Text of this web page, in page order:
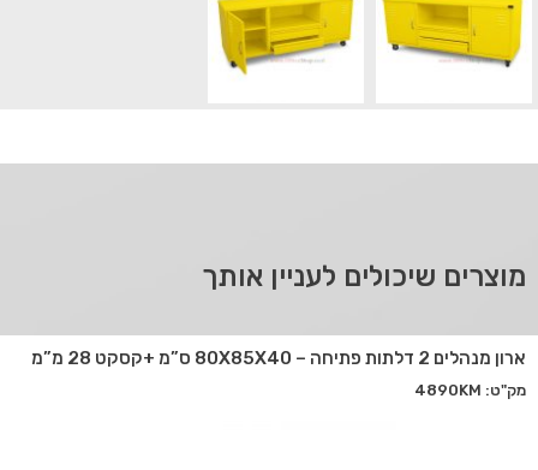
מוצרים שיכולים לעניין אותך
ארון מנהלים 2 דלתות פתיחה – 80X85X40 ס”מ +קסקט 28 מ”מ
מק"ט: 4890KM